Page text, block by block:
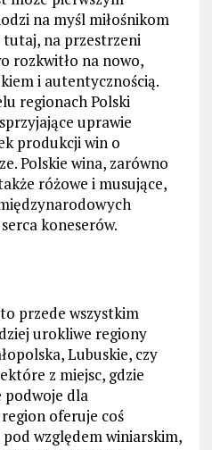
na myśl miłośnikom
tutaj, na przestrzeni
rozkwitło na nowo,
i autentycznością.
regionach Polski
uprawie
produkcji win o
Polskie wina, zarówno
różowe i musujące,
koneserów.
przede wszystkim
urokliwe regiony
Lubuskie, czy
z miejsc, gdzie
podwoje dla
oferuje coś
względem winiarskim,